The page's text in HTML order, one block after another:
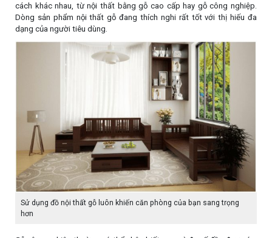
cách khác nhau, từ nội thất bằng gỗ cao cấp hay gỗ công nghiệp.
Dòng sản phẩm nội thất gỗ đang thích nghi rất tốt với thị hiếu đa
dạng của người tiêu dùng.
Sử dụng đồ nội thất gỗ luôn khiến căn phòng của bạn sang trọng
hơn